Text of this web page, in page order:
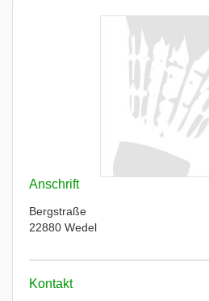
Anschrift
Bergstraße
22880 Wedel
Kontakt